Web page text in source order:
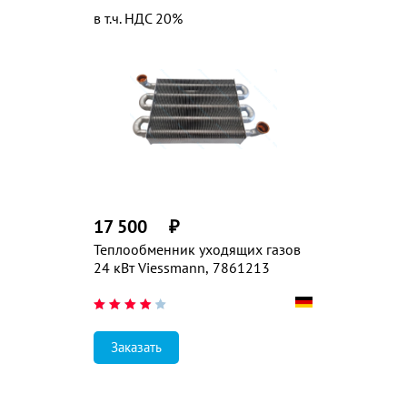
Теплообменник уходящих газов
24 кВт Viessmann, 7861213
17 500 ₽
в т.ч. НДС 20%
Заказать